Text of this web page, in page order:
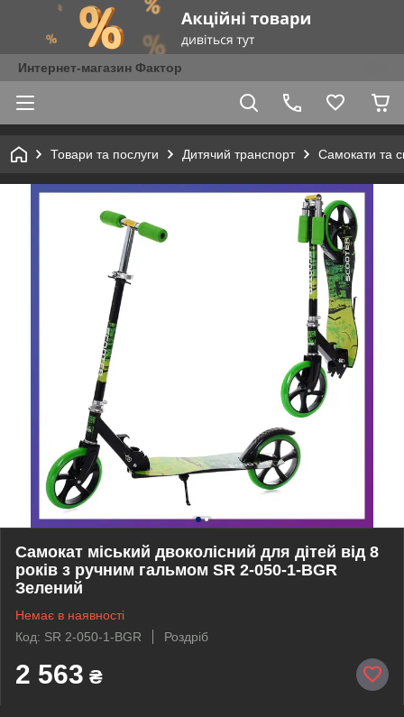
Интернет-магазин Фактор
Товари та послуги Дитячий транспорт Самокати та
Самокат міський двоколісний для дітей від 8
років з ручним гальмом SR 2-050-1-BGR
Зелений
Немає в наявності
Код: SR 2-050-1-BGR
Роздріб
2 563 ₴